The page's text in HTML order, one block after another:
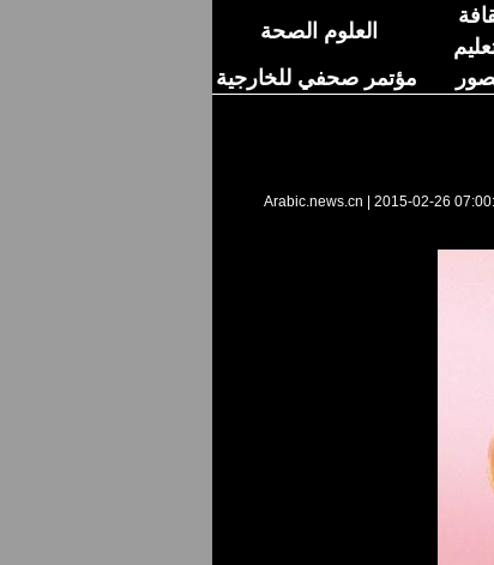
العلوم الصحة
مؤتمر صحفي للخارجية
Arabic.news.cn 2015-02-26